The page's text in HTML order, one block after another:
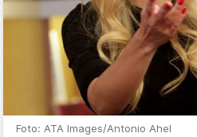
Foto: ATA Images/Antonio Ahel